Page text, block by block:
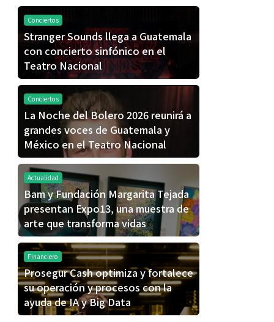
Conciertos
Stranger Sounds llega a Guatemala
con concierto sinfónico en el
Teatro Nacional
Conciertos
La Noche del Bolero 2026 reunirá a
grandes voces de Guatemala y
México en el Teatro Nacional
Actualidad
Bam y Fundación Margarita Tejada
presentan Expo13, una muestra de
arte que transforma vidas
Financiero
Prosegur Cash optimiza y fortalece
su operación y procesos con la
ayuda de IA y Big Data